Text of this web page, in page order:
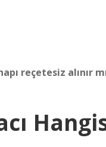
reçetesiz alınır